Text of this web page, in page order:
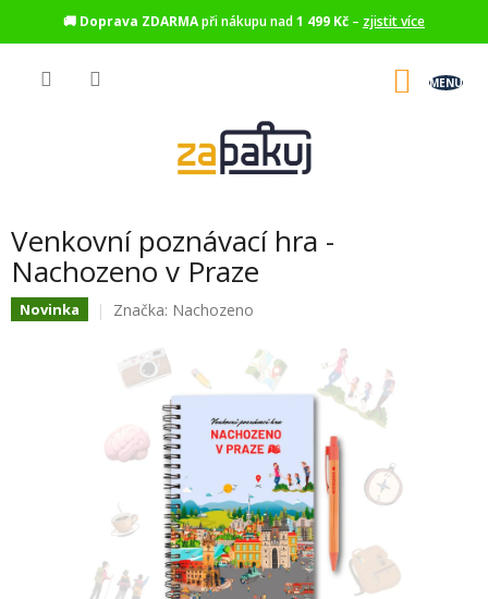
🚚 Doprava ZDARMApři nákupu nad1 499 Kč – zjistit více
Venkovní poznávací hra -
Nachozeno v Praze
Novinka Značka: Nachozeno